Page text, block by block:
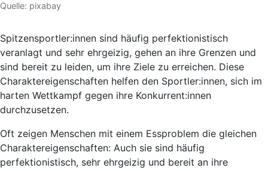
Quelle: pixabay
Spitzensportler:innen sind häufig perfektionistisch
veranlagt und sehr ehrgeizig, gehen an ihre Grenzen und
sind bereit zu leiden, um ihre Ziele zu erreichen. Diese
Charaktereigenschaften helfen den Sportler:innen, sich im
harten Wettkampf gegen ihre Konkurrent:innen
durchzusetzen.
Oft zeigen Menschen mit einem Essproblem die gleichen
Charaktereigenschaften: Auch sie sind häufig
perfektionistisch, sehr ehrgeizig und bereit an ihre